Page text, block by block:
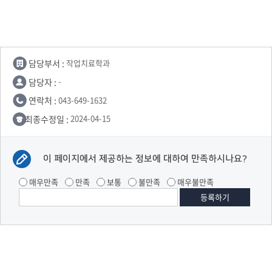
담당부서 : 작업치료학과
담당자 : -
연락처 : 043-649-1632
최종수정일 : 2024-04-15
이 페이지에서 제공하는 정보에 대하여 만족하시나요?
매우만족 만족 보통 불만족 매우불만족